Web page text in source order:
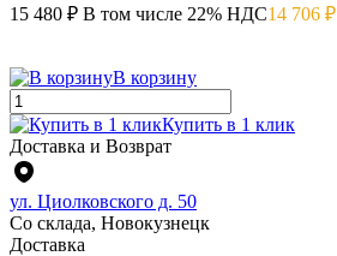
15 480 ₽ В том числе 22% НДС14 706 ₽
В корзину
Купить в 1 клик
Доставка и Возврат
ул. Циолковского д. 50
Со склада, Новокузнецк
Доставка